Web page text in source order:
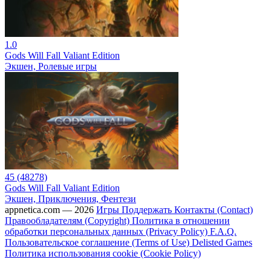
1.0
Gods Will Fall Valiant Edition
Экшен, Ролевые игры
45 (48278)
Gods Will Fall Valiant Edition
Экшен, Приключения, Фентези
appnetica.com — 2026 Игры Поддержать Контакты (Contact)
Правообладателям (Copyright) Политика в отношении
обработки персональных данных (Privacy Policy) F.A.Q.
Пользовательское соглашение (Terms of Use) Delisted Games
Политика использования cookie (Cookie Policy)